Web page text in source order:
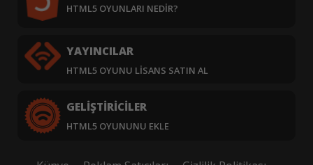
HTML5 OYUNLARI NEDIR?
YAYINCILAR
HTML5 OYUNU LISANS SATIN AL
GELIŞTIRICILER
HTML5 OYUNUNU EKLE